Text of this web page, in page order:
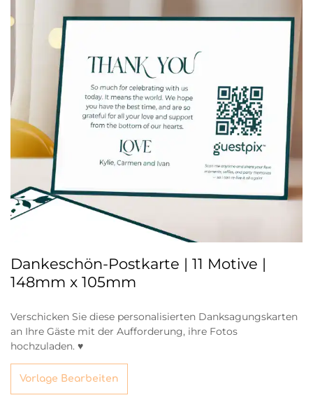
Dankeschön-Postkarte | 11 Motive |
148mm x 105mm
Verschicken Sie diese personalisierten Danksagungskarten
an Ihre Gäste mit der Aufforderung, ihre Fotos
hochzuladen. ♥
Vorlage Bearbeiten